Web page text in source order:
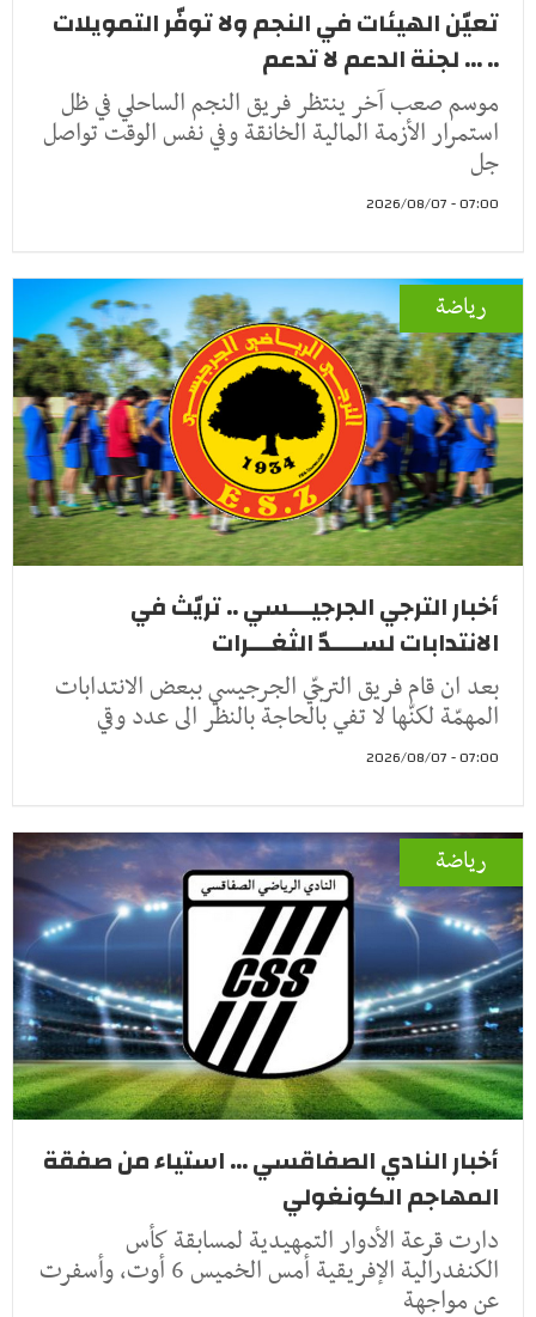
تعيّن الهيئات في النجم ولا توفّر التمويلات
.. ... لجنة الدعم لا تدعم
موسم صعب آخر ينتظر فريق النجم الساحلي في ظل
استمرار الأزمة المالية الخانقة وفي نفس الوقت تواصل
جل
07:00 - 2026/08/07
رياضة
أخبار الترجي الجرجيـــسي .. تريّث في
الانتدابات لســــدّ الثغـــرات
بعد ان قام فريق الترجّي الجرجيسي ببعض الانتدابات
المهمّة لكنّها لا تفي بالحاجة بالنظر الى عدد وقي
07:00 - 2026/08/07
رياضة
أخبار النادي الصفاقسي ... استياء من صفقة
المهاجم الكونغولي
دارت قرعة الأدوار التمهيدية لمسابقة كأس
الكنفدرالية الإفريقية أمس الخميس 6 أوت، وأسفرت
عن مواجهة